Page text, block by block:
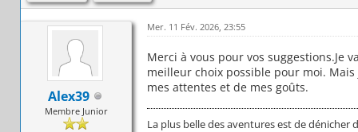
Alex39
Membre Junior
Mer. 11 Fév. 2026, 23:55
Merci à vous pour vos suggestions.Je
meilleur choix possible pour moi.
mes attentes et de mes goûts.
La plus belle des aventures est de dénicher